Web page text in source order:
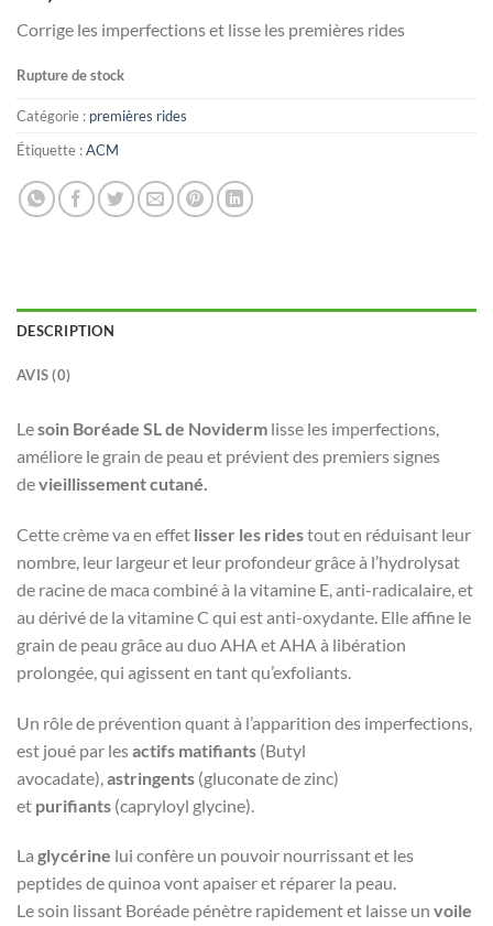
Corrige les imperfections et lisse les premières rides
Rupture de stock
Catégorie : premières rides
Étiquette :ACM
DESCRIPTION
AVIS (0)
Lesoin Boréade SL de Noviderm lisse les imperfections,
améliore le grain de peau et prévient des premiers signes
devieillissement cutané.
Cette crème va en effet lisser les ridestout en réduisant leur
nombre, leur largeur et leur profondeur grâce à l’hydrolysat
de racine de maca combiné à la vitamine E, anti-radicalaire, et
au dérivé de la vitamine C qui est anti-oxydante. Elle affine le
grain de peau grâce au duo AHA et AHA à libération
prolongée, qui agissent en tant qu’exfoliants.
Un rôle de prévention quant à l’apparition des imperfections,
est joué par lesactifs matifiants (Butyl
avocadate), astringents (gluconate de zinc)
et purifiants (capryloyl glycine).
La glycérine lui confère un pouvoir nourrissant et les
peptides de quinoa vont apaiser et réparer la peau.
Le soin lissant Boréade pénètre rapidement et laisse un voile